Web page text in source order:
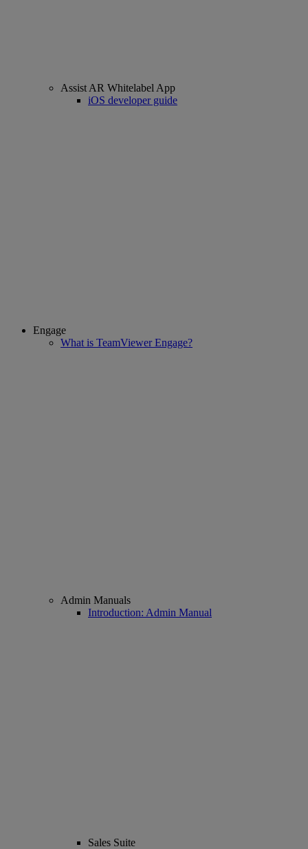
Assist AR Whitelabel App
iOS developer guide
Engage
What is TeamViewer Engage?
Admin Manuals
Introduction: Admin Manual
Sales Suite